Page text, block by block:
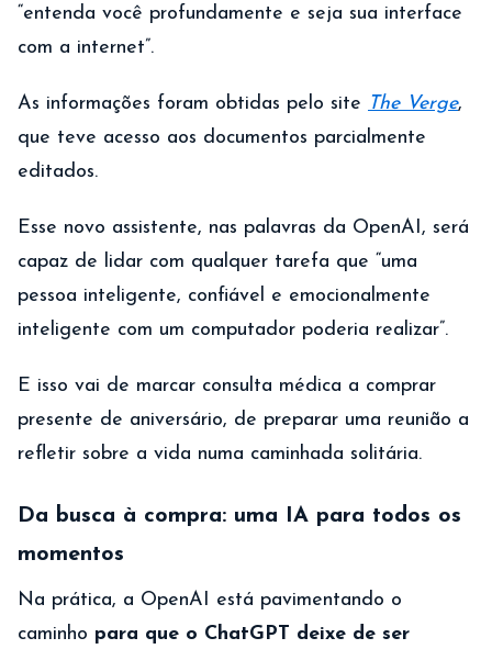
“entenda você profundamente e seja sua interface
com a internet”.
As informações foram obtidas pelo site The Verge,
que teve acesso aos documentos parcialmente
editados.
Esse novo assistente, nas palavras da OpenAI, será
capaz de lidar com qualquer tarefa que “uma
pessoa inteligente, confiável e emocionalmente
inteligente com um computador poderia realizar”.
E isso vai de marcar consulta médica a comprar
presente de aniversário, de preparar uma reunião a
refletir sobre a vida numa caminhada solitária.
Da busca à compra: uma IA para todos os
momentos
Na prática, a OpenAI está pavimentando o
caminho para que o ChatGPT deixe de ser